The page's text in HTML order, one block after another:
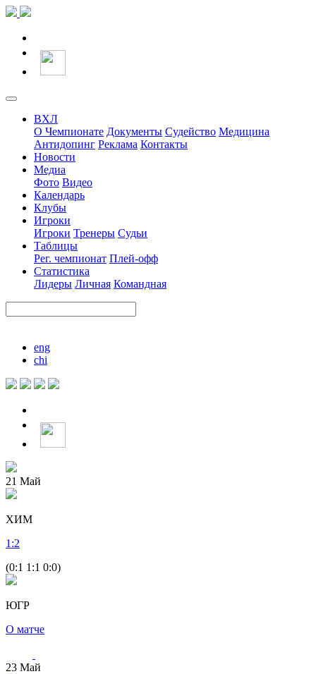
ВХЛ
О Чемпионате Документы Судейство Медицина
Антидопинг Реклама Контакты
Новости
Медиа
Фото Видео
Календарь
Клубы
Игроки
Игроки Тренеры Судьи
Таблицы
Рег. чемпионат Плей-офф
Статистика
Лидеры Личная Командная
eng
chi
21 Май
ХИМ
1 :2
(0:1 1:1 0:0)
ЮГР
О матче
23 Май